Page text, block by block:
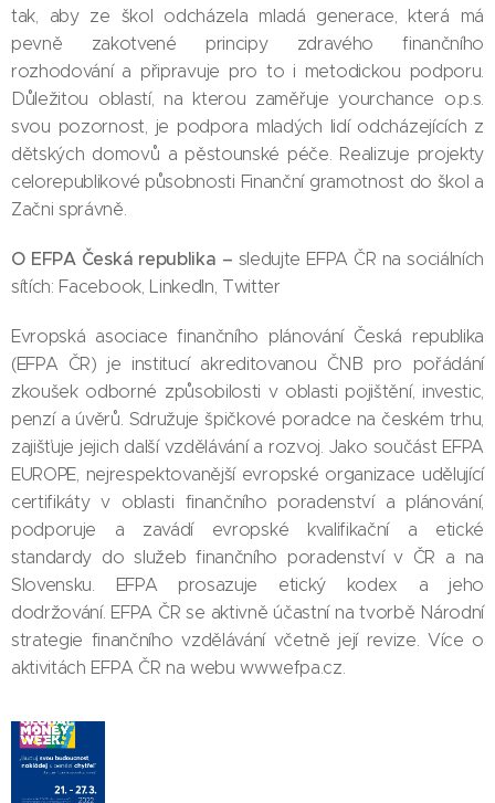
tak, aby ze škol odcházela mladá generace, která má
pevně zakotvené principy zdravého finančního
rozhodování a připravuje pro to i metodickou podporu.
Důležitou oblastí, na kterou zaměřuje yourchance o.p.s.
svou pozornost, je podpora mladých lidí odcházejících z
dětských domovů a pěstounské péče. Realizuje projekty
celorepublikové působnosti Finanční gramotnost do škol a
Začni správně.
O EFPA Česká republika – sledujte EFPA ČR na sociálních
sítích: Facebook, LinkedIn, Twitter
Evropská asociace finančního plánování Česká republika
(EFPA ČR) je institucí akreditovanou ČNB pro pořádání
zkoušek odborné způsobilosti v oblasti pojištění, investic,
penzí a úvěrů. Sdružuje špičkové poradce na českém trhu,
zajišťuje jejich další vzdělávání a rozvoj. Jako součást EFPA
EUROPE, nejrespektovanější evropské organizace udělující
certifikáty v oblasti finančního poradenství a plánování,
podporuje a zavádí evropské kvalifikační a etické
standardy do služeb finančního poradenství v ČR a na
Slovensku. EFPA prosazuje etický kodex a jeho
dodržování. EFPA ČR se aktivně účastní na tvorbě Národní
strategie finančního vzdělávání včetně její revize. Více o
aktivitách EFPA ČR na webu www.efpa.cz.